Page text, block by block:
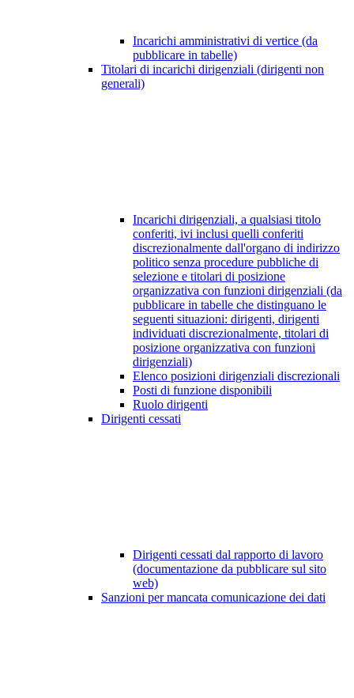
Incarichi amministrativi di vertice (da
pubblicare in tabelle)
Titolari di incarichi dirigenziali (dirigenti non
generali)
Incarichi dirigenziali, a qualsiasi titolo
conferiti, ivi inclusi quelli conferiti
discrezionalmente dall'organo di indirizzo
politico senza procedure pubbliche di
selezione e titolari di posizione
organizzativa con funzioni dirigenziali (da
pubblicare in tabelle che distinguano le
seguenti situazioni: dirigenti, dirigenti
individuati discrezionalmente, titolari di
posizione organizzativa con funzioni
dirigenziali)
Elenco posizioni dirigenziali discrezionali
Posti di funzione disponibili
Ruolo dirigenti
Dirigenti cessati
Dirigenti cessati dal rapporto di lavoro
(documentazione da pubblicare sul sito
web)
Sanzioni per mancata comunicazione dei dati